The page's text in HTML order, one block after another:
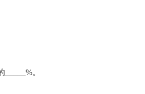
。